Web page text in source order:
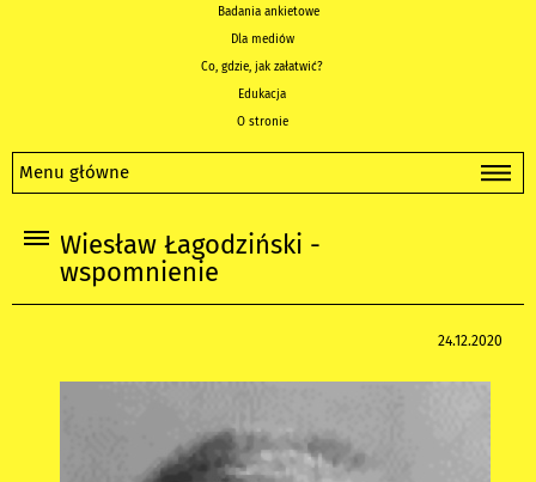
Badania ankietowe
Dla mediów
Co, gdzie, jak załatwić?
Edukacja
O stronie
Menu główne
Wiesław Łagodziński -
wspomnienie
24.12.2020